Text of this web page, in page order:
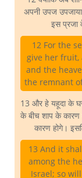
अपनी उपज
इस प्रजा
12 For the
give her fruit,
and the
the remnant
13 और हे यहूदा के
के बीच शाप के कारण
कारण होगे।
13 And it
among the
Israel; so